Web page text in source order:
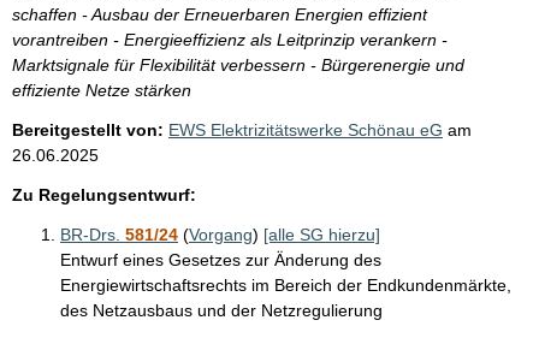
schaffen - Ausbau der Erneuerbaren Energien effizient
vorantreiben - Energieeffizienz als Leitprinzip verankern -
Marktsignale für Flexibilität verbessern - Bürgerenergie und
effiziente Netze stärken
Bereitgestellt von: EWS Elektrizitätswerke Schönau eG am
26.06.2025
Zu Regelungsentwurf:
BR-Drs. 581/24 (Vorgang) [alle SG hierzu]
Entwurf eines Gesetzes zur Änderung des
Energiewirtschaftsrechts im Bereich der Endkundenmärkte,
des Netzausbaus und der Netzregulierung